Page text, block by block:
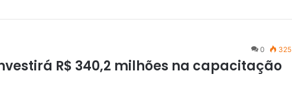
0 325
R$ 340,2 milhões na capacitação